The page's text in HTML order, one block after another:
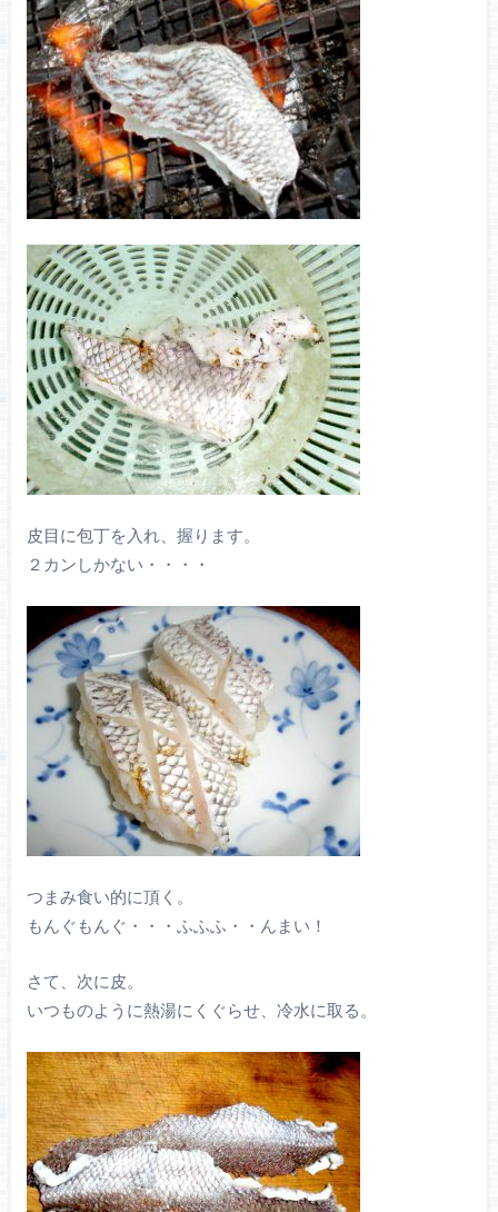
皮目に包丁を入れ、握ります。
２カンしかない・・・・
つまみ食い的に頂く。
もんぐもんぐ・・・ふふふ・・んまい！
さて、次に皮。
いつものように熱湯にくぐらせ、冷水に取る。